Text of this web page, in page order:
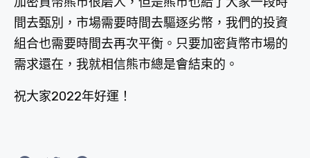
間去甄別，市場需要時間去驅逐劣幣，我們的投資
組合也需要時間去再次平衡。只要加密貨幣市場的
需求還在，我就相信熊市總是會結束的。
祝大家2022年好運！